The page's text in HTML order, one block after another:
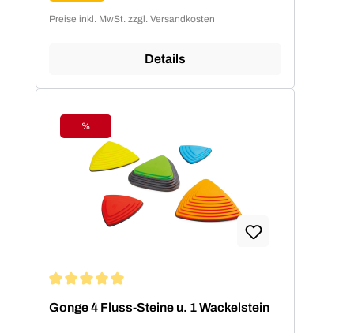
Preise inkl. MwSt. zzgl. Versandkosten
Details
Rabatt
%
Gonge 4 Fluss-Steine u. 1 Wackelstein